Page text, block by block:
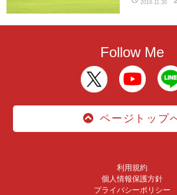
2016.11.30
Follow Me
ページトップ
利用規約
個人情報保護方針
プライバシーポリシー